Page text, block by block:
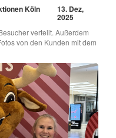
Köln 13. Dez,
2025
verteilt. Außerdem
von den Kunden mit dem